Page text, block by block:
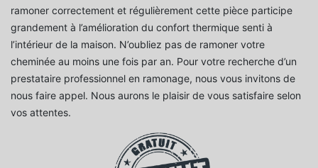
ramoner correctement et régulièrement cette pièce participe
grandement à l’amélioration du confort thermique senti à
l’intérieur de la maison. N’oubliez pas de ramoner votre
cheminée au moins une fois par an. Pour votre recherche d’un
prestataire professionnel en ramonage, nous vous invitons de
nous faire appel. Nous aurons le plaisir de vous satisfaire selon
vos attentes.